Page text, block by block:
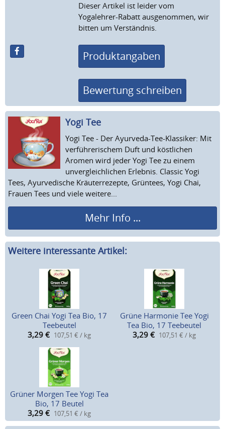
Dieser Artikel ist leider vom
Yogalehrer-Rabatt ausgenommen, wir
bitten um Verständnis.
Produktangaben
Bewertung schreiben
Yogi Tee
Yogi Tee - Der Ayurveda-Tee-Klassiker: Mit
verführerischem Duft und köstlichen
Aromen wird jeder Yogi Tee zu einem
unvergleichlichen Erlebnis. Classic Yogi
Tees, Ayurvedische Kräuterrezepte, Grüntees, Yogi Chai,
Frauen Tees und viele weitere...
Mehr Info ...
Weitere interessante Artikel:
Green Chai Yogi Tea Bio, 17
Teebeutel
3,29 € 107,51 € / kg
Grüne Harmonie Tee Yogi
Tea Bio, 17 Teebeutel
3,29 € 107,51 € / kg
Grüner Morgen Tee Yogi Tea
Bio, 17 Beutel
3,29 € 107,51 € / kg